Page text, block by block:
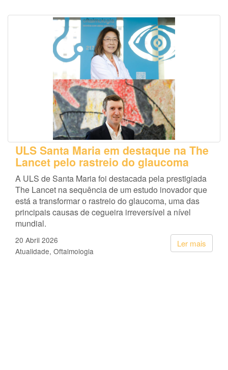
ULS Santa Maria em destaque na The
Lancet pelo rastreio do glaucoma
A ULS de Santa Maria foi destacada pela prestigiada
The Lancet na sequência de um estudo inovador que
está a transformar o rastreio do glaucoma, uma das
principais causas de cegueira irreversível a nível
mundial.
Ler mais
20 Abril 2026
Atualidade Oftalmologia